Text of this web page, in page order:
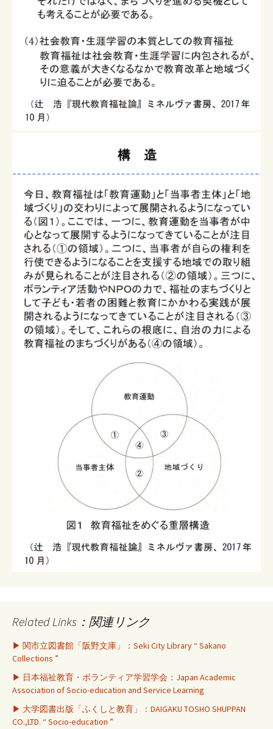
Related Links：関連リンク
▶ 関市立図書館「阪野文庫」：Seki City Library “ Sakano
Collections ”
▶ 日本福祉教育・ボランティア学習学会：Japan Academic
Association of Socio-education and Service Learning
▶ 大学図書出版「ふくしと教育」：DAIGAKU TOSHO SHUPPAN
CO.,LTD. “ Socio-education ”